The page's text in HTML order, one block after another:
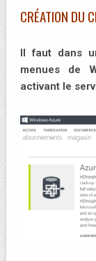
CRÉATION DU
Il faut dans
menues de
activant le